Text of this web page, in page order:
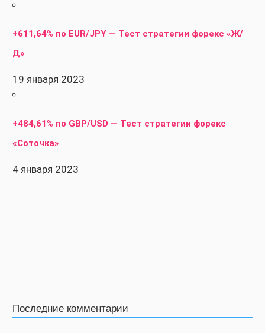
+611,64% по EUR/JPY — Тест стратегии форекс «Ж/
Д»
19 января 2023
+484,61% по GBP/USD — Тест стратегии форекс
«Соточка»
4 января 2023
Последние комментарии